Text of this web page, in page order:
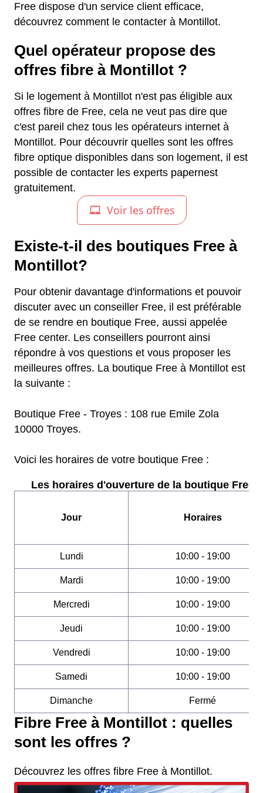
Free dispose d'un service client efficace,
découvrez comment le contacter à Montillot.
Quel opérateur propose des
offres fibre à Montillot ?
Si le logement à Montillot n'est pas éligible aux
offres fibre de Free, cela ne veut pas dire que
c'est pareil chez tous les opérateurs internet à
Montillot. Pour découvrir quelles sont les offres
fibre optique disponibles dans son logement, il est
possible de contacter les experts papernest
gratuitement.
Existe-t-il des boutiques Free à
Montillot?
Pour obtenir davantage d'informations et pouvoir
discuter avec un conseiller Free, il est préférable
de se rendre en boutique Free, aussi appelée
Free center. Les conseillers pourront ainsi
répondre à vos questions et vous proposer les
meilleures offres. La boutique Free à Montillot est
la suivante :
Boutique Free - Troyes : 108 rue Emile Zola
10000 Troyes.
Voici les horaires de votre boutique Free :
Les horaires d'ouverture de la boutique Free :
Jour Horaires
Lundi 10:00 - 19:00
Mardi 10:00 - 19:00
Mercredi 10:00 - 19:00
Jeudi 10:00 - 19:00
Vendredi 10:00 - 19:00
Samedi 10:00 - 19:00
Dimanche Fermé
Fibre Free à Montillot : quelles
sont les offres ?
Découvrez les offres fibre Free à Montillot.